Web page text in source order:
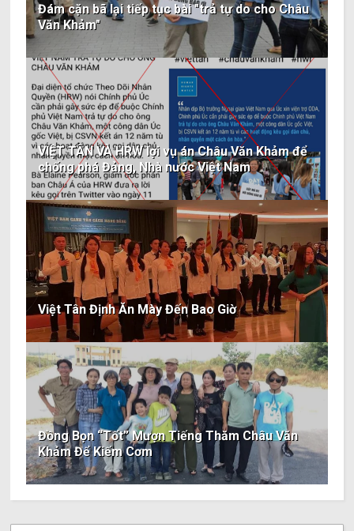
Đám cặn bã lại tiếp tục bài "trả tự do cho Châu
Văn Khảm"
VIỆT TÂN VÀ HRW lợi vụ án Châu Văn Khảm để
chống phá Đảng, Nhà nước Việt Nam
Việt Tân Định Ăn Mày Đến Bao Giờ
Đồng Bọn “Tốt” Mượn Tiếng Thăm Châu Văn
Khảm Để Kiếm Cơm